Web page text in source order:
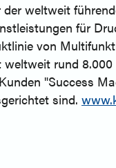
weltweit
für
von
rund
"Success
sind.